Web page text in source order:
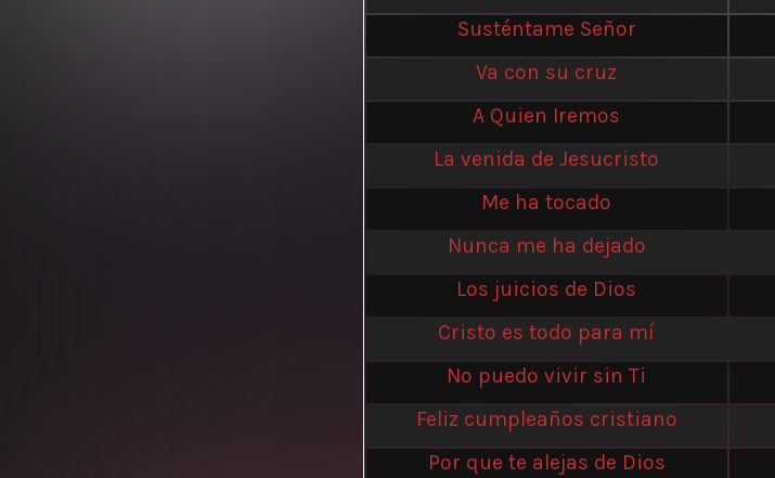
Susténtame Señor
Va con su cruz
A Quien Iremos
La venida de Jesucristo
Me ha tocado
Nunca me ha dejado
Los juicios de Dios
Cristo es todo para mí
No puedo vivir sin Ti
Feliz cumpleaños cristiano
Por que te alejas de Dios